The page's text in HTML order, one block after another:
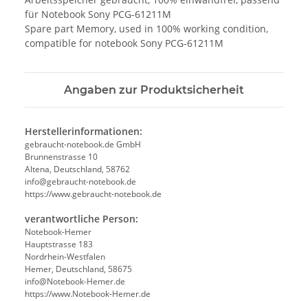
für Notebook Sony PCG-61211M
Spare part Memory, used in 100% working condition,
compatible for notebook Sony PCG-61211M
Angaben zur Produktsicherheit
Herstellerinformationen:
gebraucht-notebook.de GmbH
Brunnenstrasse 10
Altena, Deutschland, 58762
info@gebraucht-notebook.de
https://www.gebraucht-notebook.de
verantwortliche Person:
Notebook-Hemer
Hauptstrasse 183
Nordrhein-Westfalen
Hemer, Deutschland, 58675
info@Notebook-Hemer.de
https://www.Notebook-Hemer.de